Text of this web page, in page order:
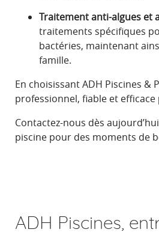
Traitement anti-algues et
traitements spécifiques
bactéries, maintenant
famille.
En choisissant ADH Piscines &
professionnel, fiable et
Contactez-nous dès
piscine pour des moments de
ADH Piscines,